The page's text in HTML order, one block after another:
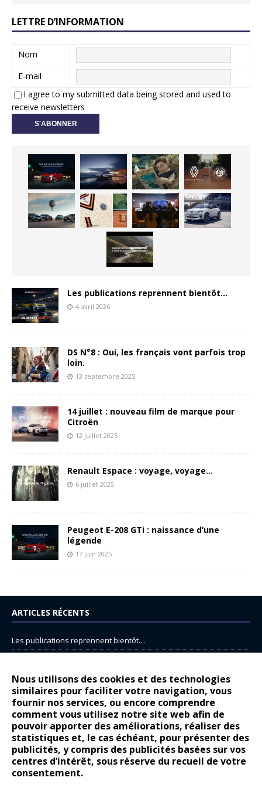
Nous utilisons des cookies et des technologies
similaires pour faciliter votre navigation, vous
fournir nos services, ou encore comprendre
comment vous utilisez notre site web afin de
pouvoir apporter des améliorations, réaliser des
statistiques et, le cas échéant, pour présenter des
publicités, y compris des publicités basées sur vos
centres d’intérêt, sous réserve du recueil de votre
consentement.
LETTRE D’INFORMATION
Nom
E-mail
I agree to my submitted data being stored and used to
receive newsletters
Les publications reprennent bientôt…
4 avril 2026
DS N°8 : Oui, les français vont parfois trop
loin.
13 septembre 2025
14 juillet : nouveau film de marque pour
Citroën
12 juillet 2025
Renault Espace : voyage, voyage…
6 juillet 2025
Peugeot E-208 GTi : naissance d’une
légende
17 juin 2025
ARTICLES RÉCENTS
Les publications reprennent bientôt…
14 juillet : nouveau film de marque pour Citroën
Renault Espace : voyage, voyage…
Peugeot E-208 GTi : naissance d’une légende
COMMENTAIRES RÉCENTS
Bernard DardartdansDacia Sandero : pour les gens vrais